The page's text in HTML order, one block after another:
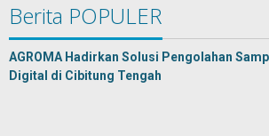
Berita POPULER
AGROMA Hadirkan Solusi Pengolahan
Digital di Cibitung Tengah